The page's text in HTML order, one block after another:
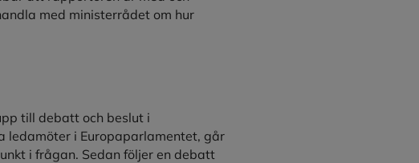
med ministerrådet om hur
till debatt och beslut i
ledamöter i Europaparlamentet, går
i frågan. Sedan följer en debatt